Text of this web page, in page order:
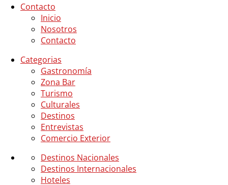
Contacto
Inicio
Nosotros
Contacto
Categorias
Gastronomía
Zona Bar
Turismo
Culturales
Destinos
Entrevistas
Comercio Exterior
Destinos Nacionales
Destinos Internacionales
Hoteles